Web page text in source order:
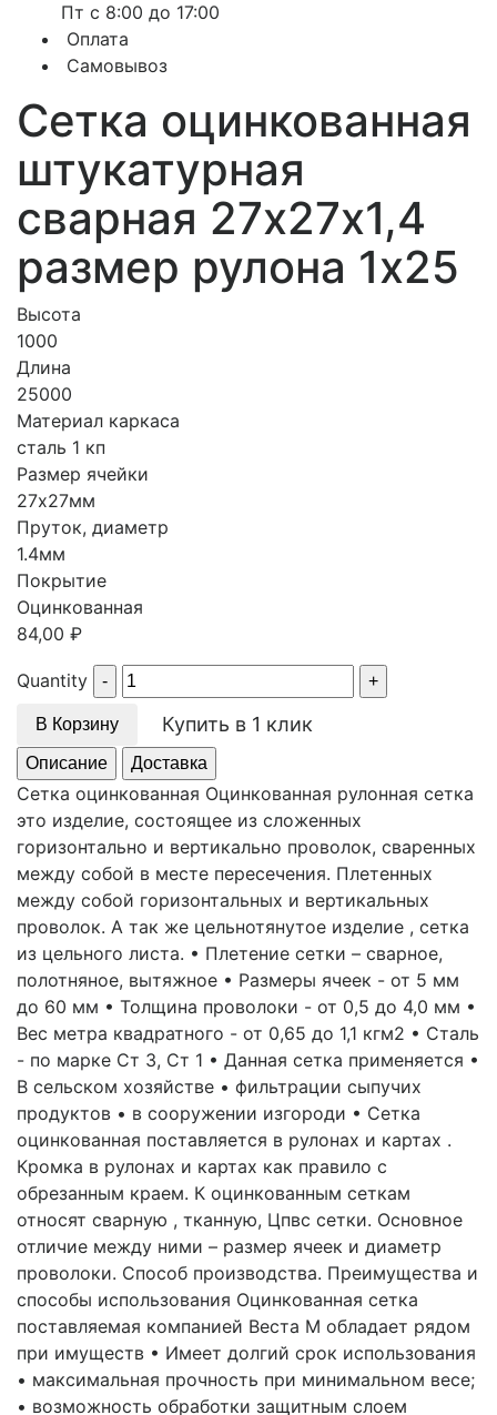
Пт с 8:00 до 17:00
Оплата
Самовывоз
Сетка оцинкованная
штукатурная
сварная 27х27х1,4
размер рулона 1х25
Высота
1000
Длина
25000
Материал каркаса
сталь 1 кп
Размер ячейки
27х27мм
Пруток, диаметр
1.4мм
Покрытие
Оцинкованная
84,00 ₽
Quantity
В Корзину Купить в 1 клик
Описание Доставка
Сетка оцинкованная Оцинкованная рулонная сетка
это изделие, состоящее из сложенных
горизонтально и вертикально проволок, сваренных
между собой в месте пересечения. Плетенных
между собой горизонтальных и вертикальных
проволок. А так же цельнотянутое изделие , сетка
из цельного листа. • Плетение сетки – сварное,
полотняное, вытяжное • Размеры ячеек - от 5 мм
до 60 мм • Толщина проволоки - от 0,5 до 4,0 мм •
Вес метра квадратного - от 0,65 до 1,1 кгм2 • Сталь
- по марке Ст 3, Ст 1 • Данная сетка применяется •
В сельском хозяйстве • фильтрации сыпучих
продуктов • в сооружении изгороди • Сетка
оцинкованная поставляется в рулонах и картах .
Кромка в рулонах и картах как правило с
обрезанным краем. К оцинкованным сеткам
относят сварную , тканную, Цпвс сетки. Основное
отличие между ними – размер ячеек и диаметр
проволоки. Способ производства. Преимущества и
способы использования Оцинкованная сетка
поставляемая компанией Веста М обладает рядом
при имуществ • Имеет долгий срок использования
• максимальная прочность при минимальном весе;
• возможность обработки защитным слоем